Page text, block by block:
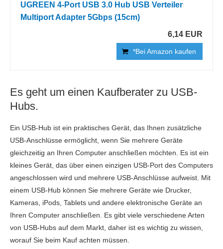
UGREEN 4-Port USB 3.0 Hub USB Verteiler
Multiport Adapter 5Gbps (15cm)
6,14 EUR
*Bei Amazon kaufen
Es geht um einen Kaufberater zu USB-
Hubs.
Ein USB-Hub ist ein praktisches Gerät, das Ihnen zusätzliche
USB-Anschlüsse ermöglicht, wenn Sie mehrere Geräte
gleichzeitig an Ihren Computer anschließen möchten. Es ist ein
kleines Gerät, das über einen einzigen USB-Port des Computers
angeschlossen wird und mehrere USB-Anschlüsse aufweist. Mit
einem USB-Hub können Sie mehrere Geräte wie Drucker,
Kameras, iPods, Tablets und andere elektronische Geräte an
Ihren Computer anschließen. Es gibt viele verschiedene Arten
von USB-Hubs auf dem Markt, daher ist es wichtig zu wissen,
worauf Sie beim Kauf achten müssen.